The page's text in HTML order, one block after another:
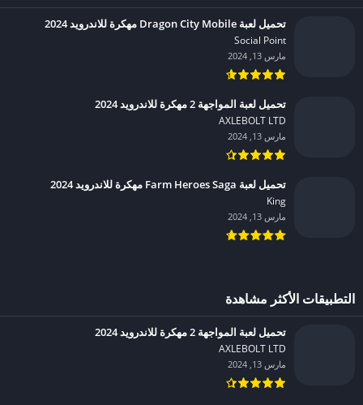
تحميل لعبة Dragon City Mobile مهكرة للاندرويد 2024
Social Point‏
مارس 13, 2024
تحميل لعبة المواجهة 2 مهكرة للاندرويد 2024
AXLEBOLT LTD‏
مارس 13, 2024
تحميل لعبة Farm Heroes Saga مهكرة للاندرويد 2024
King‏
مارس 13, 2024
التطبيقات الأكثر مشاهدة
تحميل لعبة المواجهة 2 مهكرة للاندرويد 2024
AXLEBOLT LTD‏
مارس 13, 2024